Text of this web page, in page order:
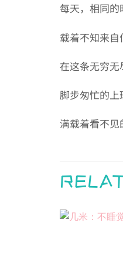
每天，相同的
载着不知来自
在这条无穷无
脚步匆忙的
满载着看不